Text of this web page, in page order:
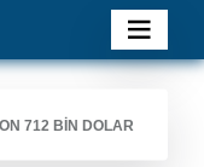
712 BIN DOLAR